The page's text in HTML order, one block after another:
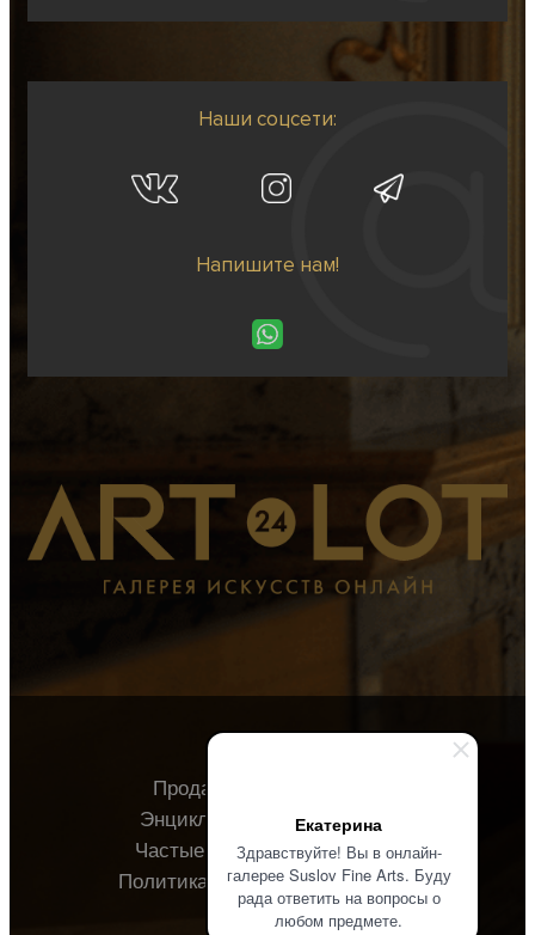
Екатерина
Здравствуйте! Вы в онлайн-
галерее Suslov Fine Arts. Буду
рада ответить на вопросы о
любом предмете.
Наши соцсети:
Напишите нам!
Продавцу
Энциклопедия
О галерее
Частые вопросы
Контакты
Политика конфиденциальности